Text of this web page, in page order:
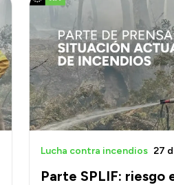
Parte SPLIF: riesgo
Lucha contra incendios 27